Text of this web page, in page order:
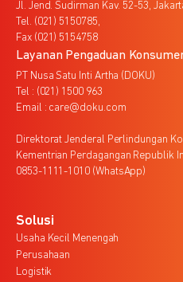
Jl. Jend. Sudirman Kav. 52-53,
Tel. (021) 5150785,
Fax (021) 5154758
Layanan Pengaduan
PT Nusa Satu Inti Artha (DOKU)
Tel : (021) 1500 963
Email : care@doku.com
Direktorat Jenderal Perlindungan
Kementrian Perdagangan Republik
0853-1111-1010 (WhatsApp)
Solusi
Usaha Kecil Menengah
Perusahaan
Logistik